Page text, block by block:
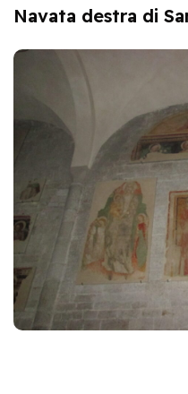
Navata destra di